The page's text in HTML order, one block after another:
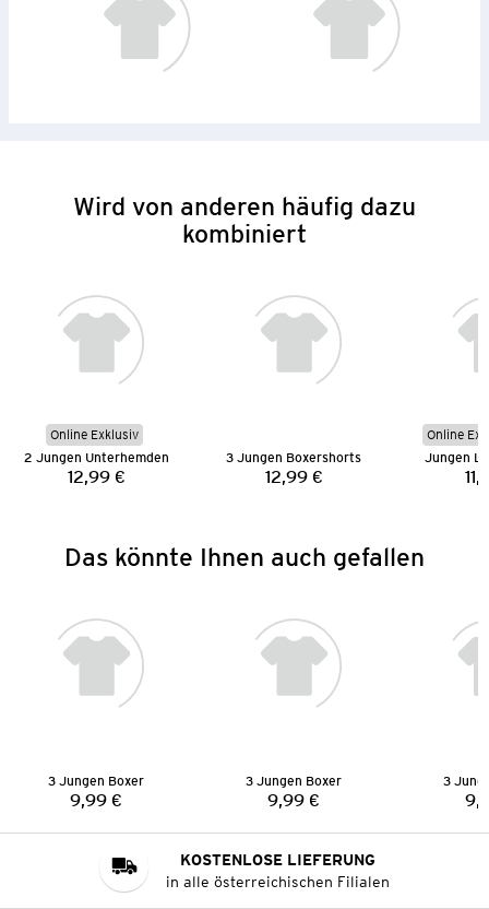
Wird von anderen häufig dazu
kombiniert
Online Exklusiv
2 Jungen Unterhemden
Preis:
12,99 €
3 Jungen Boxershorts
Preis:
12,99 €
Online
Jungen
Das könnte Ihnen auch gefallen
3 Jungen Boxer
Preis:
9,99 €
3 Jungen Boxer
Preis:
9,99 €
3
KOSTENLOSE LIEFERUNG
in alle österreichischen Filialen